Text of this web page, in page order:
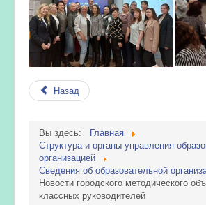
Назад
Вы здесь:
Главная
Структура и органы управления
организацией
Сведения об образовательной
Новости городского методического
классных руководителей